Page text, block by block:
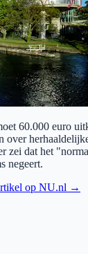
60.000 euro
over
zei dat het
negeert.
op NU.nl →